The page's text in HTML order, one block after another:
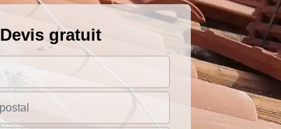
Devis gratuit